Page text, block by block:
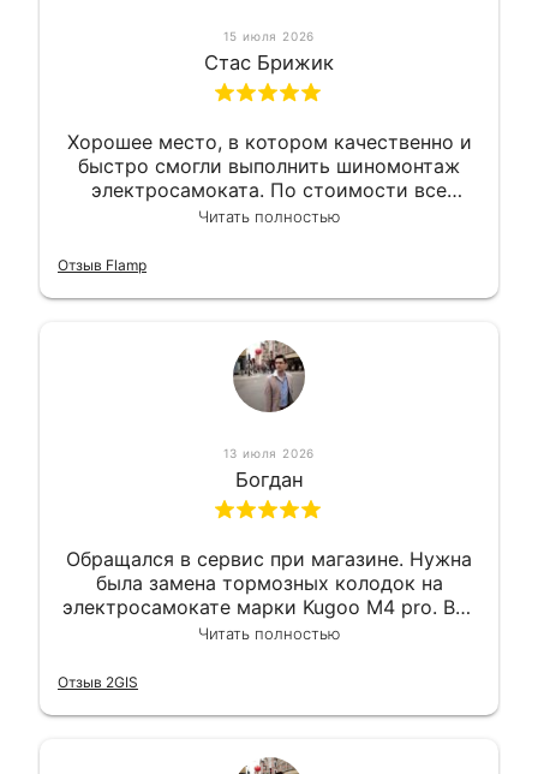
15 июля 2026
Стас Брижик
Хорошее место, в котором качественно и
быстро смогли выполнить шиномонтаж
электросамоката. По стоимости все
вышло вообще приемлемо хочу сказать.
Читать полностью
Отзыв Flamp
13 июля 2026
Богдан
Обращался в сервис при магазине. Нужна
была замена тормозных колодок на
электросамокате марки Kugoo M4 pro. Всё
сделали в лучшем виде и в максимально
гарантии, поэтому и обратился в этот
Читать полностью
Отзыв 2GIS